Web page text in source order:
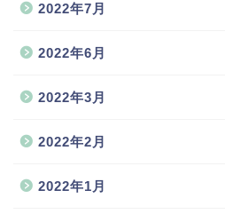
2022年7月
2022年6月
2022年3月
2022年2月
2022年1月